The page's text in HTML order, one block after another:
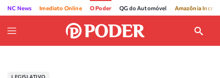
NC News Imediato Online O Poder QG do Automóvel Amazônia
LEGISLATIVO